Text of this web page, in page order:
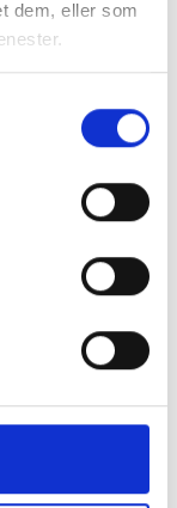
dem, eller som
af